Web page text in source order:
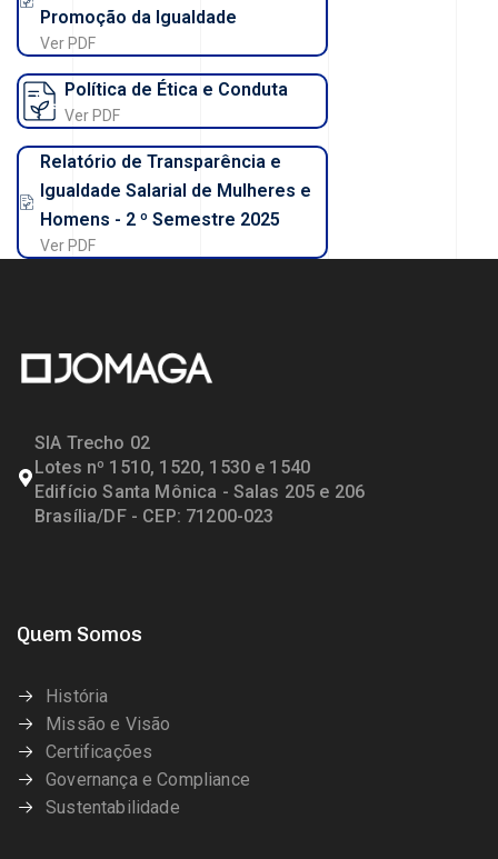
Ver PDF
Promoção da Igualdade
Ver PDF
Política de Ética e Conduta
Ver PDF
Relatório de Transparência e
Igualdade Salarial de Mulheres e
Homens - 2 º Semestre 2025
SIA Trecho 02
Lotes nº 1510, 1520, 1530 e 1540
Edifício Santa Mônica - Salas 205 e 206
Brasília/DF - CEP: 71200-023
Quem Somos
História
Missão e Visão
Certificações
Governança e Compliance
Sustentabilidade